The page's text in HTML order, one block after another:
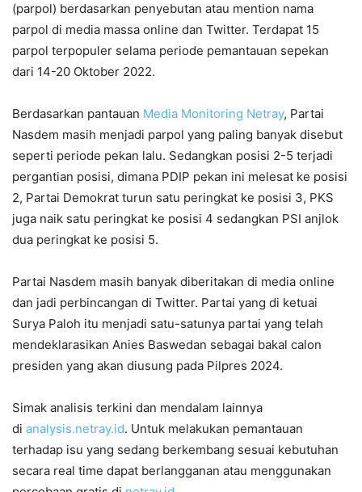
(parpol) berdasarkan penyebutan atau mention nama
parpol di media massa online dan Twitter. Terdapat 15
parpol terpopuler selama periode pemantauan sepekan
dari 14-20 Oktober 2022.
Berdasarkan pantauan Media Monitoring Netray, Partai
Nasdem masih menjadi parpol yang paling banyak disebut
seperti periode pekan lalu. Sedangkan posisi 2-5 terjadi
pergantian posisi, dimana PDIP pekan ini melesat ke posisi
2, Partai Demokrat turun satu peringkat ke posisi 3, PKS
juga naik satu peringkat ke posisi 4 sedangkan PSI anjlok
dua peringkat ke posisi 5.
Partai Nasdem masih banyak diberitakan di media online
dan jadi perbincangan di Twitter. Partai yang di ketuai
Surya Paloh itu menjadi satu-satunya partai yang telah
mendeklarasikan Anies Baswedan sebagai bakal calon
presiden yang akan diusung pada Pilpres 2024.
Simak analisis terkini dan mendalam lainnya
di analysis.netray.id. Untuk melakukan pemantauan
terhadap isu yang sedang berkembang sesuai kebutuhan
secara real time dapat berlangganan atau menggunakan